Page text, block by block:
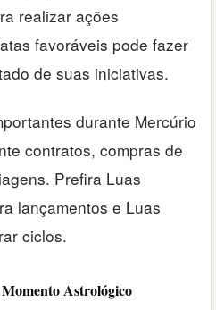
realizar ações
favoráveis pode fazer
de suas iniciativas.
durante Mercúrio
contratos, compras de
Prefira Luas
lançamentos e Luas
ciclos.
Astrológico